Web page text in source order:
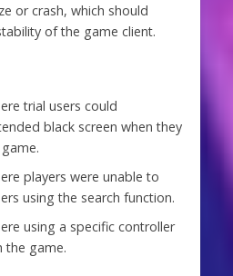
or crash, which should
of the game client.
trial users could
black screen when they
players were unable to
using the search function.
using a specific controller
the game.